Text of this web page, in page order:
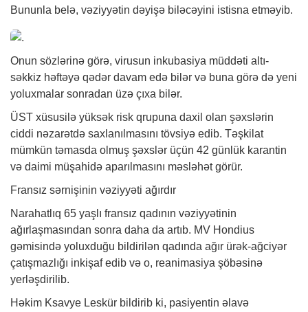
Bununla belə, vəziyyətin dəyişə biləcəyini istisna etməyib.
Onun sözlərinə görə, virusun inkubasiya müddəti altı-
səkkiz həftəyə qədər davam edə bilər və buna görə də yeni
yoluxmalar sonradan üzə çıxa bilər.
ÜST xüsusilə yüksək risk qrupuna daxil olan şəxslərin
ciddi nəzarətdə saxlanılmasını tövsiyə edib. Təşkilat
mümkün təmasda olmuş şəxslər üçün 42 günlük karantin
və daimi müşahidə aparılmasını məsləhət görür.
Fransız sərnişinin vəziyyəti ağırdır
Narahatlıq 65 yaşlı fransız qadının vəziyyətinin
ağırlaşmasından sonra daha da artıb. MV Hondius
gəmisində yoluxduğu bildirilən qadında ağır ürək-ağciyər
çatışmazlığı inkişaf edib və o, reanimasiya şöbəsinə
yerləşdirilib.
Həkim Ksavye Leskür bildirib ki, pasiyentin əlavə